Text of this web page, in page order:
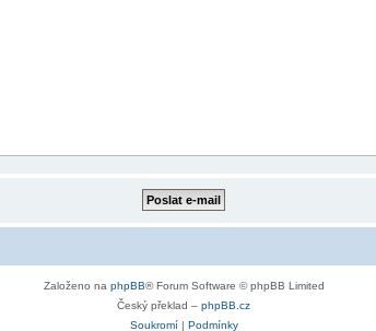
Založeno na phpBB® Forum Software © phpBB Limited
Český překlad – phpBB.cz
Soukromí| Podmínky